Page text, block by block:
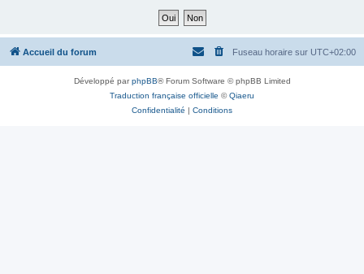
Accueil du forum Fuseau horaire sur UTC+02:00
Développé parphpBB® Forum Software © phpBB Limited
Traduction française officielle ©Qiaeru
Confidentialité | Conditions